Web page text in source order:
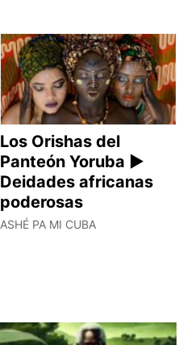
Los Orishas del
Panteón Yoruba ►
Deidades africanas
poderosas
ASHÉ PA MI CUBA